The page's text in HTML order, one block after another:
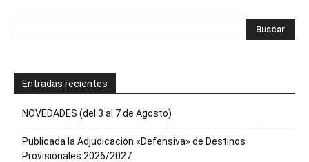
Entradas recientes
NOVEDADES (del 3 al 7 de Agosto)
Publicada la Adjudicación «Defensiva» de Destinos
Provisionales 2026/2027